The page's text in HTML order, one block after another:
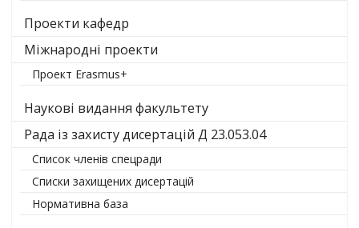
Проекти кафедр
Міжнародні проекти
Проект Erasmus+
Наукові видання факультету
Рада із захисту дисертацій Д 23.053.04
Список членів спецради
Списки захищених дисертацій
Нормативна база